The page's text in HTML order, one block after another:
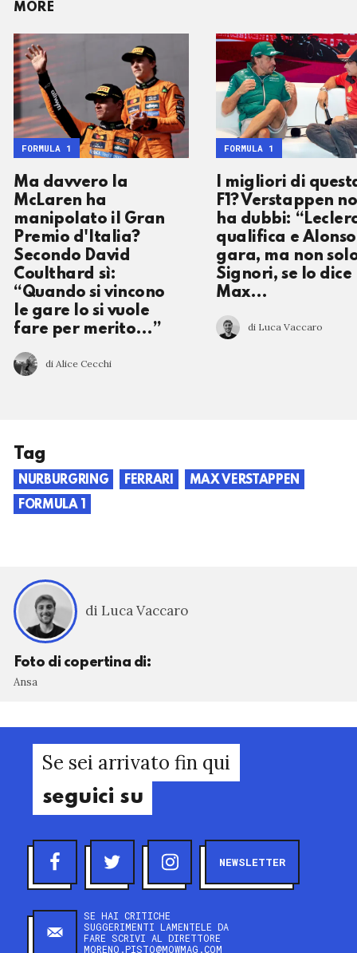
MORE
Ma davvero la
McLaren ha
manipolato il Gran
Premio d'Italia?
Secondo David
Coulthard sì:
“Quando si vincono
le gare lo si vuole
fare per merito…”
di Alice Cecchi
FORMULA 1
I migliori di
F1? Verstappen
ha dubbi:
qualifica e
gara, ma non
Signori, se lo dice
Max…
di Luca Vaccaro
FORMULA 1
Tag
NURBURGRING FERRARI
MAX VERSTAPPEN
FORMULA 1
di Luca Vaccaro
Foto di copertina di:
Ansa
Se sei arrivato fin qui
seguici su
NEWSLETTER
SE HAI CRITICHE
SUGGERIMENTI LAMENTELE DA
FARE SCRIVI AL DIRETTORE
MORENO.PISTO@MOWMAG.COM